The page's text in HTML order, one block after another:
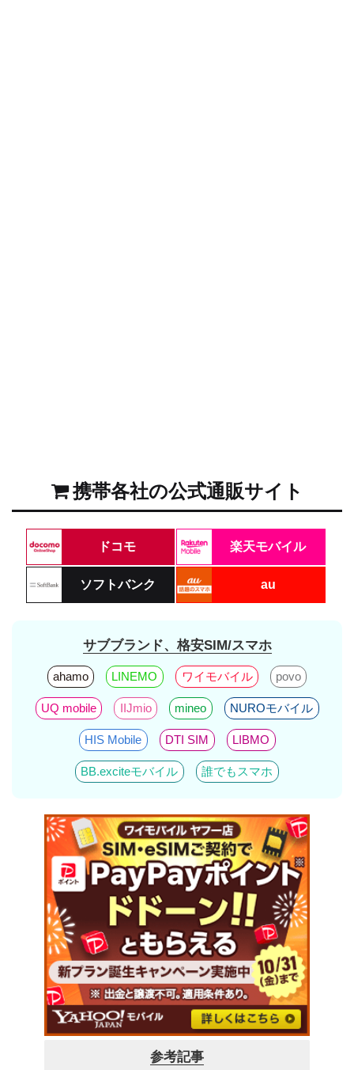
携帯各社の公式通販サイト
ドコモ 楽天モバイル
ソフトバンク au
サブブランド、格安SIM/スマホ
ahamo LINEMO ワイモバイル povo
UQ mobile IIJmio mineo NUROモバイル
HIS Mobile DTI SIM LIBMO
BB.exciteモバイル 誰でもスマホ
参考記事